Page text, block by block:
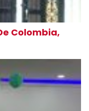
Colombia,